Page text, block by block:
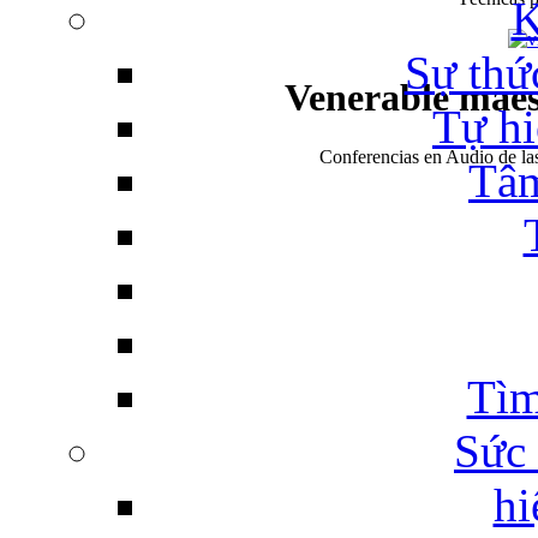
Venerable
Conferencias en Audio de
Sự
Tự